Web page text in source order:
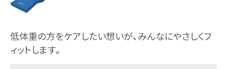
低体重の方をケアしたい想いが、みんなにやさしくフ
ィットします。